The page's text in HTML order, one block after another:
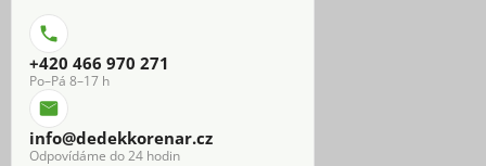
+420 466 970 271
Po–Pá 8–17 h
info@dedekkorenar.cz
Odpovídáme do 24 hodin